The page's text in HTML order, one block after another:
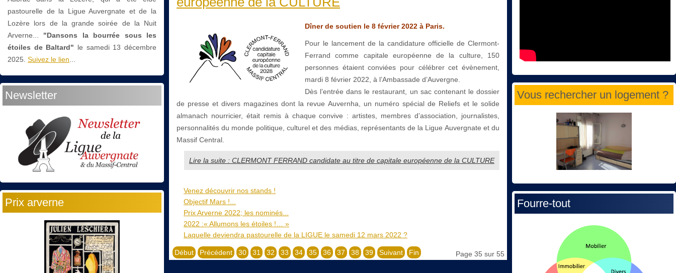
pastourelle de la Ligue Auvergnate et de la
Lozère lors de la grande soirée de la Nuit
Arverne...
"Dansons la bourrée sous les
étoiles de Baltard" le samedi 13 décembre
2025. Suivez le lien
Newsletter
Prix arverne
Dîner de soutien le 8 février 2022 à Paris.
Pour le lancement de la candidature officielle de Clermont-
Ferrand comme capitale européenne de la culture, 150
personnes étaient conviées pour célébrer cet évènement,
mardi 8 février 2022, à l’Ambassade d’Auvergne.
Dès l’entrée dans le restaurant, un sac contenant le dossier
de presse et divers magazines dont la revue Auvernha, un numéro spécial de Reliefs et le solide
almanach nourricier, était remis à chaque convive : artistes, membres d’association, journalistes,
personnalités du monde politique, culturel et des médias, représentants de la Ligue Auvergnate et du
Massif Central.
Lire la suite : CLERMONT FERRAND candidate au titre de capitale européenne de la CULTURE
Venez découvrir nos stands !
Objectif Mars !...
Prix Arverne 2022; les nominés...
2022 :« Allumons les étoiles !… »
Laquelle deviendra pastourelle de la LIGUE le samedi 12 mars 2022 ?
Page 35 sur 55
Début Précédent 30 31 32 33 34 35 36 37 38 39 Suivant Fin
Vous rechercher un logement ?
Fourre-tout